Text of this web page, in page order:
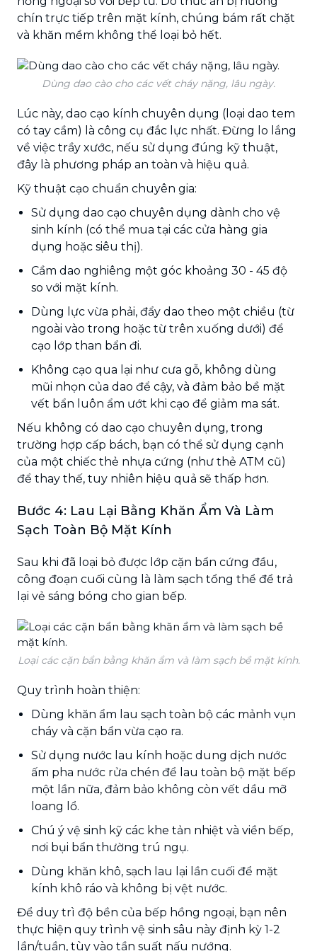
chín trực tiếp trên mặt kính, chúng bám rất chặt
và khăn mềm không thể loại bỏ hết.
Dùng dao cào cho các vết cháy nặng, lâu ngày.
Lúc này, dao cạo kính chuyên dụng (loại dao tem
có tay cầm) là công cụ đắc lực nhất. Đừng lo lắng
về việc trầy xước, nếu sử dụng đúng kỹ thuật,
đây là phương pháp an toàn và hiệu quả.
Kỹ thuật cạo chuẩn chuyên gia:
Sử dụng dao cạo chuyên dụng dành cho vệ
sinh kính (có thể mua tại các cửa hàng gia
dụng hoặc siêu thị).
Cầm dao nghiêng một góc khoảng 30 - 45 độ
so với mặt kính.
Dùng lực vừa phải, đẩy dao theo một chiều (từ
ngoài vào trong hoặc từ trên xuống dưới) để
cạo lớp than bẩn đi.
Không cạo qua lại như cưa gỗ, không dùng
mũi nhọn của dao để cậy, và đảm bảo bề mặt
vết bẩn luôn ẩm ướt khi cạo để giảm ma sát.
Nếu không có dao cạo chuyên dụng, trong
trường hợp cấp bách, bạn có thể sử dụng cạnh
của một chiếc thẻ nhựa cứng (như thẻ ATM cũ)
để thay thế, tuy nhiên hiệu quả sẽ thấp hơn.
Bước 4: Lau Lại Bằng Khăn Ẩm Và Làm
Sạch Toàn Bộ Mặt Kính
Sau khi đã loại bỏ được lớp cặn bẩn cứng đầu,
công đoạn cuối cùng là làm sạch tổng thể để trả
lại vẻ sáng bóng cho gian bếp.
Loại các cặn bẩn bằng khăn ẩm và làm sạch bề mặt kính.
Quy trình hoàn thiện:
Dùng khăn ẩm lau sạch toàn bộ các mảnh vụn
cháy và cặn bẩn vừa cạo ra.
Sử dụng nước lau kính hoặc dung dịch nước
ấm pha nước rửa chén để lau toàn bộ mặt bếp
một lần nữa, đảm bảo không còn vết dầu mỡ
loang lổ.
Chú ý vệ sinh kỹ các khe tản nhiệt và viền bếp,
nơi bụi bẩn thường trú ngụ.
Dùng khăn khô, sạch lau lại lần cuối để mặt
kính khô ráo và không bị vệt nước.
Để duy trì độ bền của bếp hồng ngoại, bạn nên
thực hiện quy trình vệ sinh sâu này định kỳ 1-2
lần/tuần, tùy vào tần suất nấu nướng.